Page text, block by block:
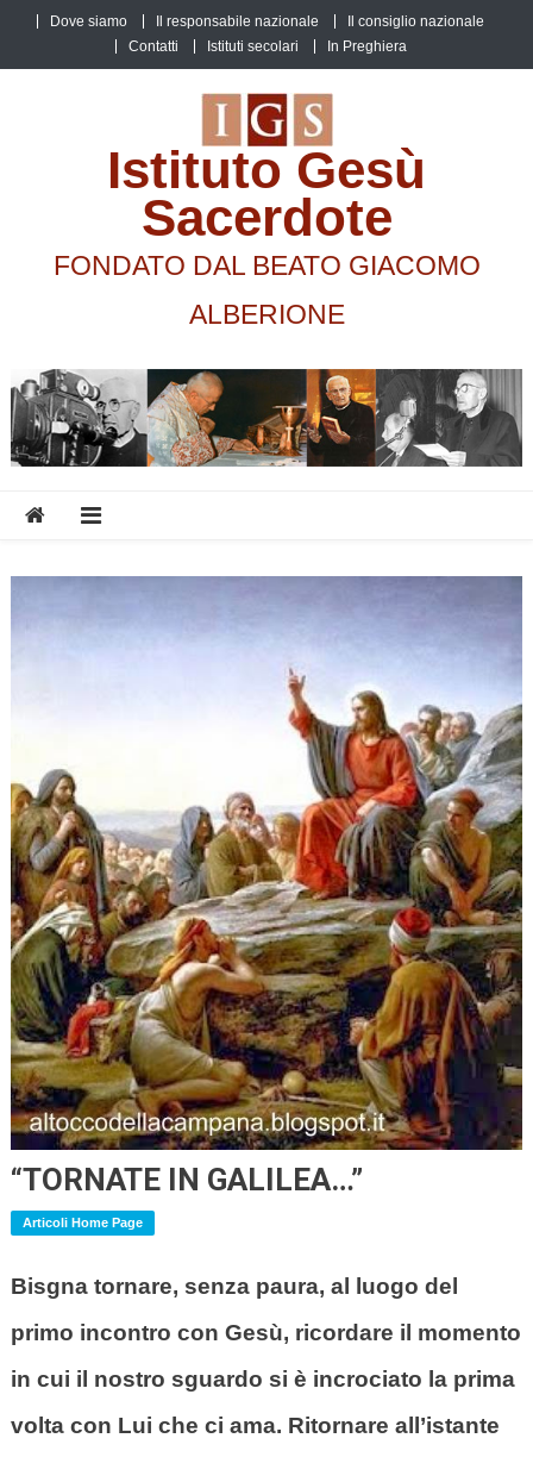
content
Dove siamo Il responsabile nazionale
Il consiglio nazionale
Contatti
Istituti secolari In Preghiera
Istituto Gesù
Sacerdote
FONDATO DAL BEATO GIACOMO
ALBERIONE
“TORNATE IN GALILEA…”
Articoli Home Page
Bisgna tornare, senza paura, al luogo del
primo incontro con Gesù, ricordare il momento
in cui il nostro sguardo si è incrociato la prima
volta con Lui che ci ama. Ritornare all’istante